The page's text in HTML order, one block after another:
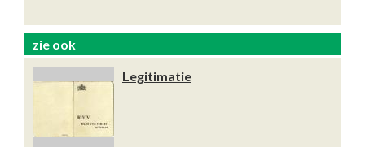
zie ook
Legitimatie